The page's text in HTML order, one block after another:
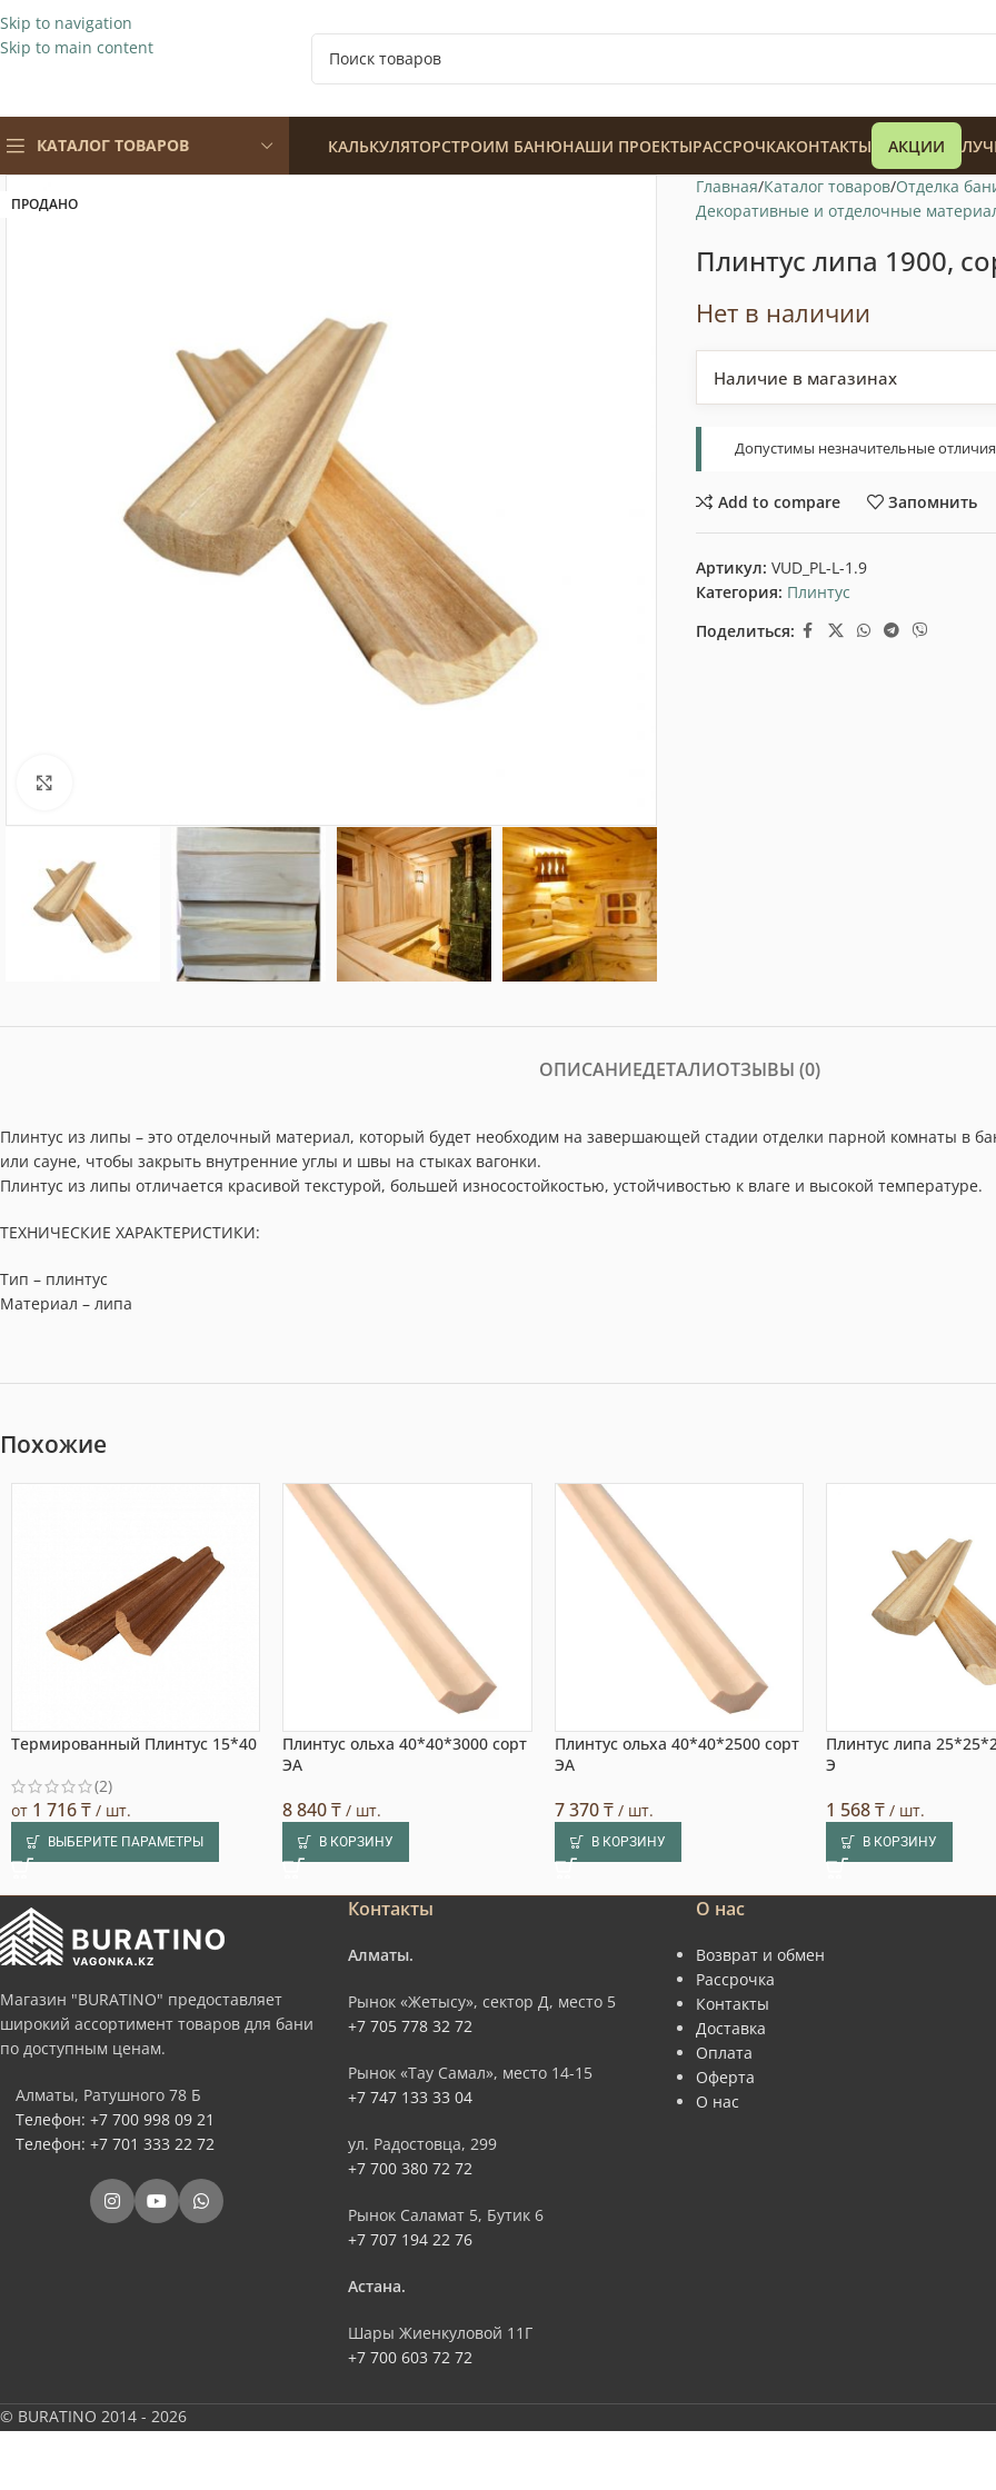
Skip to navigation
Skip to main content
КАТАЛОГ ТОВАРОВ КАЛЬКУЛЯТОРСТРОИМ БАНЮНАШИ ПРОЕКТЫРАССРОЧКАКОНТАКТЫ АКЦИИ
ПРОДАНО
Главная Каталог товаров Отделка
Декоративные и отделочные
Плинтус липа 1900,
Нет в наличии
Наличие в магазинах
Допустимы незначительные
Add to compare Запомнить
Артикул: VUD_PL-L-1.9
Категория: Плинтус
Поделиться:
ОПИСАНИЕДЕТАЛИОТЗЫВЫ (0)
Плинтус из липы – это отделочный материал, который будет необходим на завершающей стадии отделки парной комнаты в
или сауне, чтобы закрыть внутренние углы и швы на стыках вагонки.
Плинтус из липы отличается красивой текстурой, большей износостойкостью, устойчивостью к влаге и высокой температуре.
ТЕХНИЧЕСКИЕ ХАРАКТЕРИСТИКИ:
Тип – плинтус
Материал – липа
Похожие
Термированный Плинтус 15*40
(2)
от 1 716₸ / шт.
ВЫБЕРИТЕ ПАРАМЕТРЫ
Плинтус ольха 40*40*3000 сорт
ЭА
8 840₸ / шт.
В КОРЗИНУ
Плинтус ольха 40*40*2500 сорт
ЭА
7 370₸/ шт.
В КОРЗИНУ
Плинтус липа
Э
1 568₸ / шт.
В КОРЗИНУ
Магазин "BURATINO" предоставляет
широкий ассортимент товаров для бани
по доступным ценам.
Алматы, Ратушного 78 Б
Телефон: +7 700 998 09 21
Телефон: +7 701 333 22 72
Контакты
Алматы.
Рынок «Жетысу», сектор Д, место 5
+7 705 778 32 72
Рынок «Тау Самал», место 14-15
+7 747 133 33 04
ул. Радостовца, 299
+7 700 380 72 72
Рынок Саламат 5, Бутик 6
+7 707 194 22 76
Астана.
Шары Жиенкуловой 11Г
+7 700 603 72 72
О нас
Возврат и обмен
Рассрочка
Контакты
Доставка
Оплата
Оферта
О нас
© BURATINO 2014 - 2026